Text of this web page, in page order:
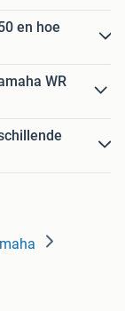
en hoe
WR